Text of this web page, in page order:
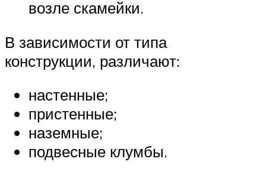
возле скамейки.
В зависимости от типа
конструкции, различают:
настенные;
пристенные;
наземные;
подвесные клумбы.